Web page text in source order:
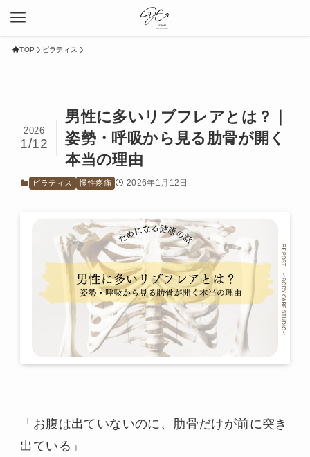
TOP ピラティス
男性に多いリブフレアとは？｜
姿勢・呼吸から見る肋骨が開く
本当の理由
2026
1/12
ピラティス 慢性疼痛 2026年1月12日
「お腹は出ていないのに、肋骨だけが前に突き
出ている」